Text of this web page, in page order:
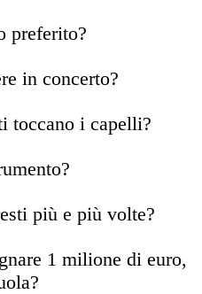
preferito?
in concerto?
toccano i capelli?
più e più volte?
1 milione di euro,